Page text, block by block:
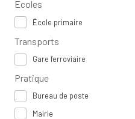
Ecoles
École primaire
Transports
Gare ferroviaire
Pratique
Bureau de poste
Mairie